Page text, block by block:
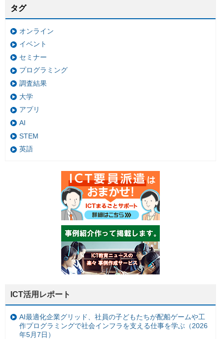
タグ
オンライン
イベント
セミナー
プログラミング
調査結果
大学
アプリ
AI
STEM
英語
ICT活用レポート
AI最適化企業グリッド、社員の子どもたちが配船ゲームや工
作プログラミングで社会インフラを支える仕事を学ぶ（2026
年5月7日）